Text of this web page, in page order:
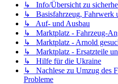
↳ Info/Übersicht zu
↳ Basisfahrzeug, Fahrwerk
↳ Auf- und Ausbau
↳ Marktplatz - Fahrzeug-
↳ Marktplatz - Arnold
↳ Marktplatz - Ersatzteile
↳ Hilfe für die Ukraine
↳ Nachlese zu Umzug des
Probleme